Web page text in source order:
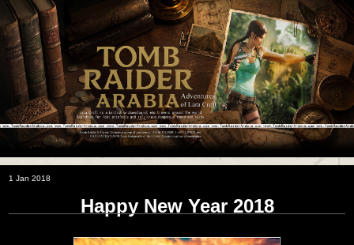
1 Jan 2018
Happy New Year 2018